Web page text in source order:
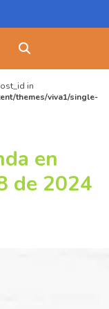
in
themes/viva1/single-
en
de 2024